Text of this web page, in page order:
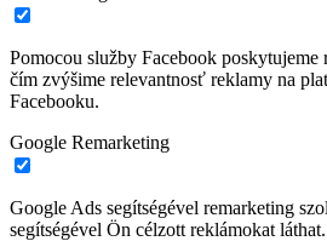
Pomocou služby Facebook poskytujeme
čím zvýšime relevantnosť reklamy na
Facebooku.
Google Remarketing
Google Ads segítségével remarketing
segítségével Ön célzott reklámokat láthat.